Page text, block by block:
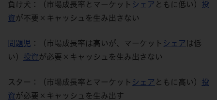
負け犬： （市場成長率とマーケット シェア とも に低い） 投
資が不要×キャッシュを生み出さない
問題児 ： （市場成長率は高いが、マーケット シェア は低
い） 投資が必要×キャッシュを生み出さない
スター： （市場成長率とマーケット シェア とも に高い） 投
資が必要×キャッシュを生み出す